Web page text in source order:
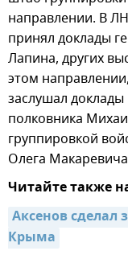
направлении. В
принял доклады
Лапина, других
этом
заслушал
полковника
группировкой
Олега
Читайте также
Аксенов сделал
Крыма